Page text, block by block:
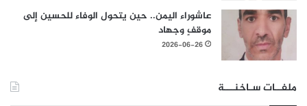
عاشوراء اليمن.. حين يتحول الوفاء للحسين إلى
موقفٍ وجهاد
2026-06-26
ملفــات سـاخنـــة